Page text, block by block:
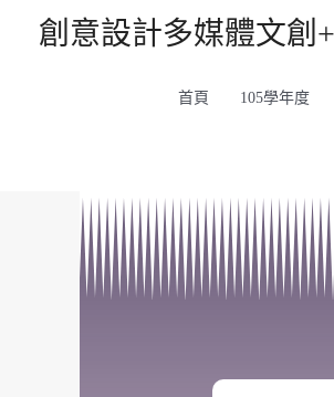
創意設計多媒體文創
首頁 105學年度